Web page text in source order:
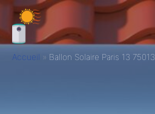
Accueil Ballon Solaire Paris 13 75013